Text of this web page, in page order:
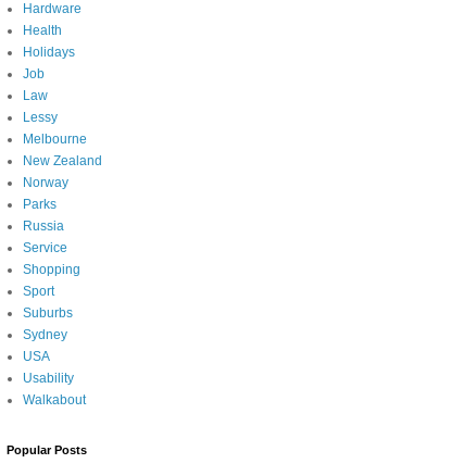
Hardware
Health
Holidays
Job
Law
Lessy
Melbourne
New Zealand
Norway
Parks
Russia
Service
Shopping
Sport
Suburbs
Sydney
USA
Usability
Walkabout
Popular Posts